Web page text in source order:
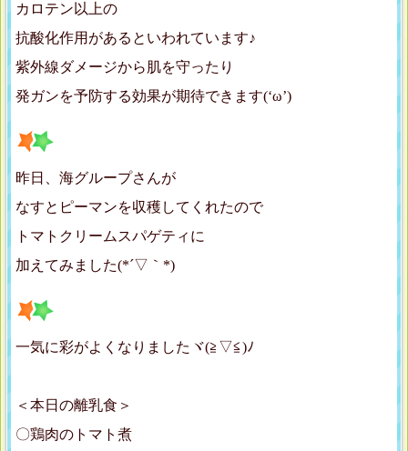
カロテン以上の
抗酸化作用があるといわれています♪
紫外線ダメージから肌を守ったり
発ガンを予防する効果が期待できます(‘ω’)
昨日、海グループさんが
なすとピーマンを収穫してくれたので
トマトクリームスパゲティに
加えてみました(*´▽｀*)
一気に彩がよくなりましたヾ(≧▽≦)ﾉ
＜本日の離乳食＞
〇鶏肉のトマト煮